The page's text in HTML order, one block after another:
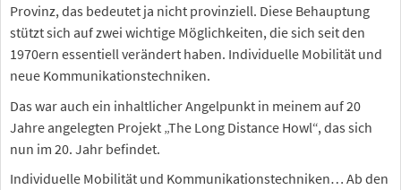
Provinz, das bedeutet ja nicht provinziell. Diese Behauptung
stützt sich auf zwei wichtige Möglichkeiten, die sich seit den
1970ern essentiell verändert haben. Individuelle Mobilität und
neue Kommunikationstechniken.
Das war auch ein inhaltlicher Angelpunkt in meinem auf 20
Jahre angelegten Projekt „The Long Distance Howl“, das sich
nun im 20. Jahr befindet.
Individuelle Mobilität und Kommunikationstechniken… Ab den